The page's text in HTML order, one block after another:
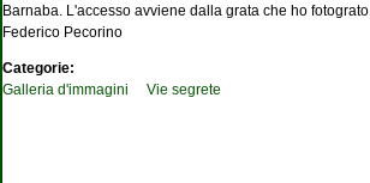
Barnaba. L'accesso avviene dalla grata che ho fotograto.
Federico Pecorino
Categorie:
Galleria d'immagini
Vie segrete